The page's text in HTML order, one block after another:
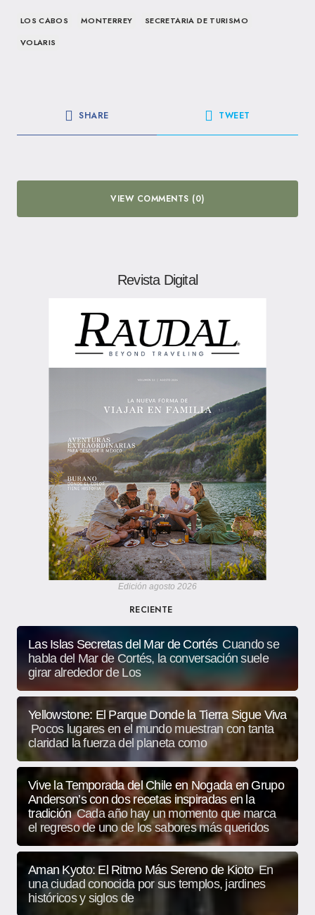
LOS CABOS MONTERREY
SECRETARIA DE TURISMO
VOLARIS
SHARE TWEET
VIEW COMMENTS (0)
Revista Digital
Edición agosto 2026
RECIENTE
Las Islas Secretas del Mar de Cortés Cuando se
habla del Mar de Cortés, la conversación suele
girar alrededor de Los
Yellowstone: El Parque Donde la Tierra Sigue Viva
Pocos lugares en el mundo muestran con tanta
claridad la fuerza del planeta como
Vive la Temporada del Chile en Nogada en Grupo
Anderson’s con dos recetas inspiradas en la
tradición Cada año hay un momento que marca
el regreso de uno de los sabores más queridos
Aman Kyoto: El Ritmo Más Sereno de Kioto En
una ciudad conocida por sus templos, jardines
históricos y siglos de